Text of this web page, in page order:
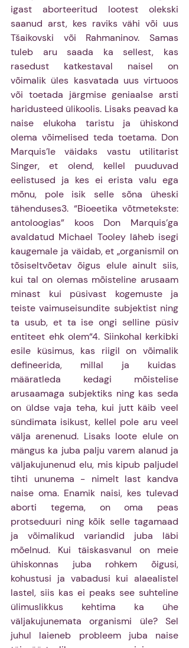
igast aborteeritud lootest olekski
saanud arst, kes raviks vähi või uus
Tšaikovski või Rahmaninov. Samas
tuleb aru saada ka sellest, kas
rasedust katkestaval naisel on
võimalik üles kasvatada uus virtuoos
või toetada järgmise geniaalse arsti
haridusteed ülikoolis. Lisaks peavad ka
naise elukoha taristu ja ühiskond
olema võimelised teda toetama. Don
Marquis’le väidaks vastu utilitarist
Singer, et olend, kellel puuduvad
eelistused ja kes ei erista valu ega
mõnu, pole isik selle sõna üheski
tähenduses3. “Bioeetika võtmetekste:
antoloogias” koos Don Marquis’ga
avaldatud Michael Tooley läheb isegi
kaugemale ja väidab, et „organismil on
tõsiseltvõetav õigus elule ainult siis,
kui tal on olemas mõisteline arusaam
minast kui püsivast kogemuste ja
teiste vaimuseisundite subjektist ning
ta usub, et ta ise ongi selline püsiv
entiteet ehk olem“4. Siinkohal kerkibki
esile küsimus, kas riigil on võimalik
defineerida, millal ja kuidas
määratleda kedagi mõistelise
arusaamaga subjektiks ning kas seda
on üldse vaja teha, kui jutt käib veel
sündimata isikust, kellel pole aru veel
välja arenenud. Lisaks loote elule on
mängus ka juba palju varem alanud ja
väljakujunenud elu, mis kipub paljudel
tihti ununema - nimelt last kandva
naise oma. Enamik naisi, kes tulevad
aborti tegema, on oma peas
protseduuri ning kõik selle tagamaad
ja võimalikud variandid juba läbi
mõelnud. Kui täiskasvanul on meie
ühiskonnas juba rohkem õigusi,
kohustusi ja vabadusi kui alaealistel
lastel, siis kas ei peaks see suhteline
ülimuslikkus kehtima ka ühe
väljakujunemata organismi üle? Sel
juhul laieneb probleem juba naise